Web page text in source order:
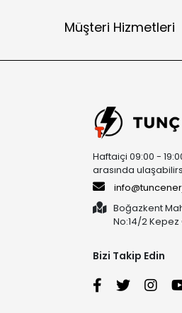
Müşteri Hizmetleri
Haftaiçi 09:00 -
arasında
Boğazkent
No:14/2
Bizi Takip Edin